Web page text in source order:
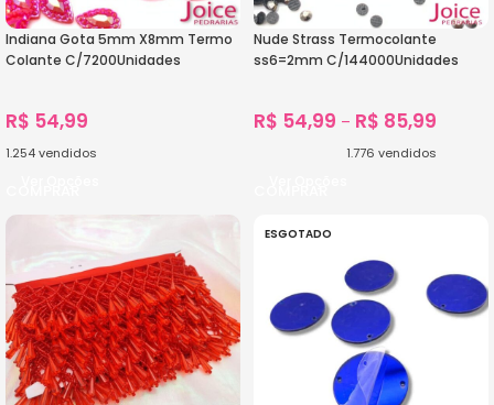
Indiana Gota 5mm X8mm Termo
Colante C/7200Unidades
R$ 54,99
1.254vendidos
Nude Strass Termocolante
ss6=2mm C/144000Unidades
R$ 54,99 – R$ 85,99
1.776 vendidos
ESGOTADO